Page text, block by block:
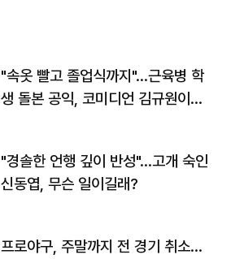
"속옷 빨고 졸업식까지"…근육병 학
생 돌본 공익, 코미디언 김규원이었
"경솔한 언행 깊이 반성"…고개 숙인
신동엽, 무슨 일이길래?
프로야구, 주말까지 전 경기 취소…